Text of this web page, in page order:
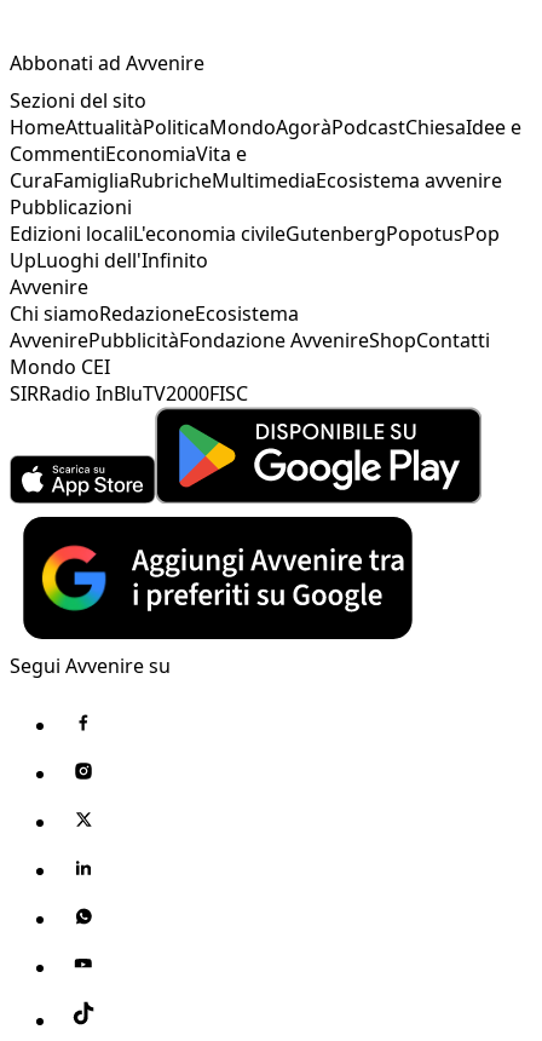
Abbonati ad Avvenire
Sezioni del sito
HomeAttualitàPoliticaMondoAgoràPodcastChiesaIdee e
CommentiEconomiaVita e
CuraFamigliaRubricheMultimediaEcosistema avvenire
Pubblicazioni
Edizioni localiL'economia civileGutenbergPopotusPop
UpLuoghi dell'Infinito
Avvenire
Chi siamoRedazioneEcosistema
AvvenirePubblicitàFondazione AvvenireShopContatti
Mondo CEI
SIRRadio InBluTV2000FISC
Segui Avvenire su